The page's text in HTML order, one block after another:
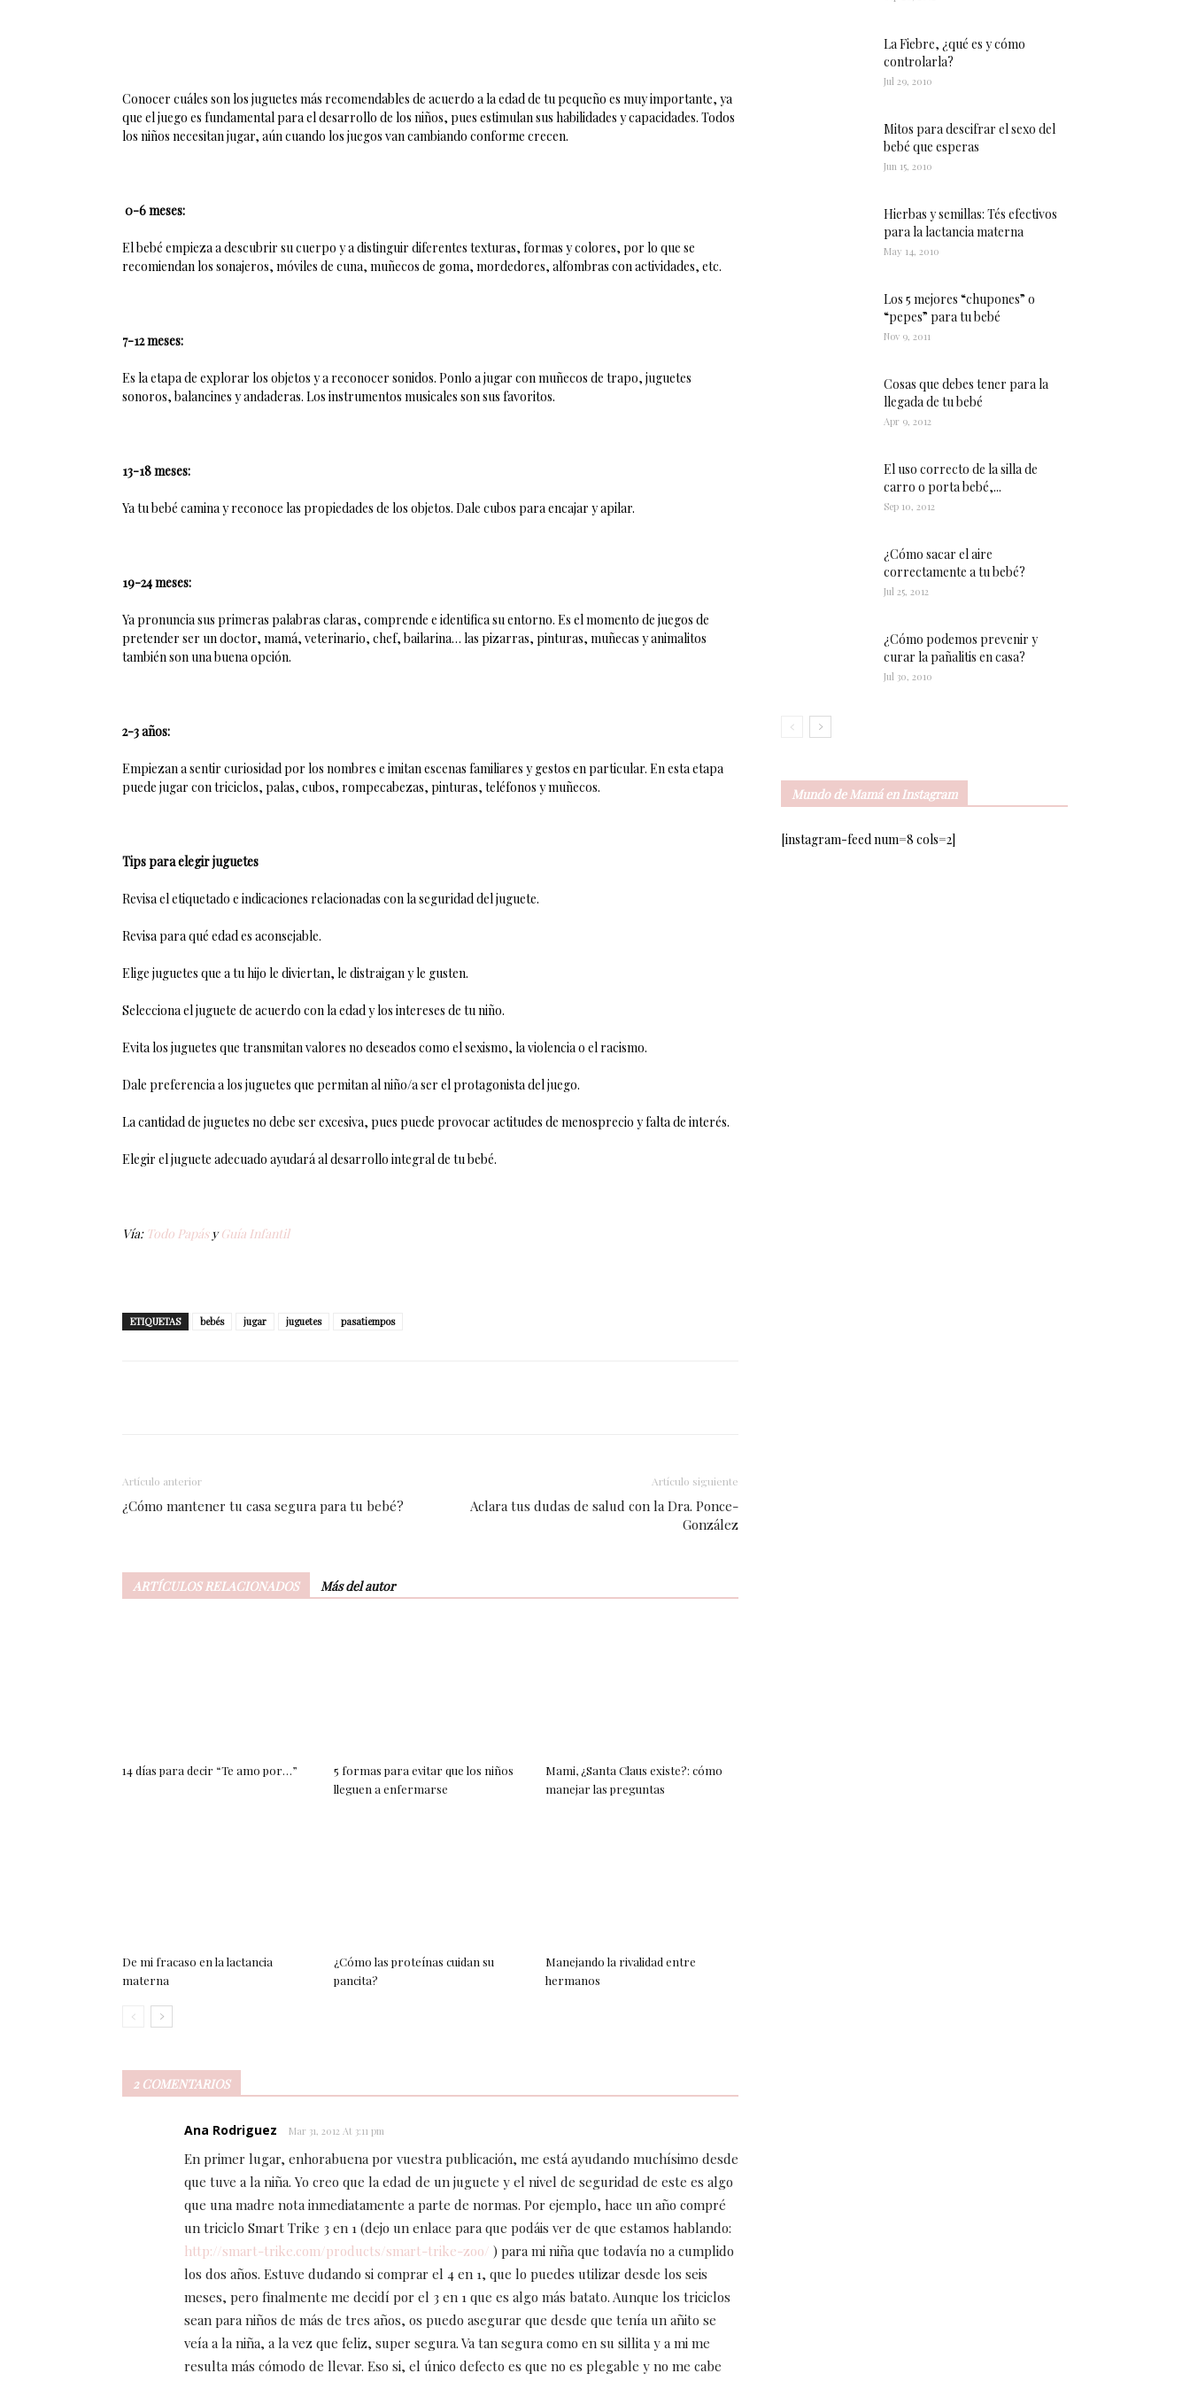
Conocer cuáles son los juguetes más recomendables de acuerdo a la edad de tu pequeño es muy importante, ya
que el juego es fundamental para el desarrollo de los niños, pues estimulan sus habilidades y capacidades. Todos
los niños necesitan jugar, aún cuando los juegos van cambiando conforme crecen.
0-6 meses:
El bebé empieza a descubrir su cuerpo y a distinguir diferentes texturas, formas y colores, por lo que se
recomiendan los sonajeros, móviles de cuna, muñecos de goma, mordedores, alfombras con actividades, etc.
7-12 meses:
Es la etapa de explorar los objetos y a reconocer sonidos. Ponlo a jugar con muñecos de trapo, juguetes
sonoros, balancines y andaderas. Los instrumentos musicales son sus favoritos.
13-18 meses:
Ya tu bebé camina y reconoce las propiedades de los objetos. Dale cubos para encajar y apilar.
19-24 meses:
Ya pronuncia sus primeras palabras claras, comprende e identifica su entorno. Es el momento de juegos de
pretender ser un doctor, mamá, veterinario, chef, bailarina… las pizarras, pinturas, muñecas y animalitos
también son una buena opción.
2-3 años:
Empiezan a sentir curiosidad por los nombres e imitan escenas familiares y gestos en particular. En esta etapa
puede jugar con triciclos, palas, cubos, rompecabezas, pinturas, teléfonos y muñecos.
Tips para elegir juguetes
Revisa el etiquetado e indicaciones relacionadas con la seguridad del juguete.
Revisa para qué edad es aconsejable.
Elige juguetes que a tu hijo le diviertan, le distraigan y le gusten.
Selecciona el juguete de acuerdo con la edad y los intereses de tu niño.
Evita los juguetes que transmitan valores no deseados como el sexismo, la violencia o el racismo.
Dale preferencia a los juguetes que permitan al niño/a ser el protagonista del juego.
La cantidad de juguetes no debe ser excesiva, pues puede provocar actitudes de menosprecio y falta de interés.
Elegir el juguete adecuado ayudará al desarrollo integral de tu bebé.
Vía: Todo PapásyGuía Infantil
ETIQUETAS bebés jugar juguetes pasatiempos
Artículo anterior
¿Cómo mantener tu casa segura para tu bebé?
Artículo siguiente
Aclara tus dudas de salud con la Dra. Ponce-
González
ARTÍCULOS RELACIONADOS Más del autor
14 días para decir “Te amo por…”
5 formas para evitar que los niños
lleguen a enfermarse
Mami, ¿Santa Claus existe?: cómo
manejar las preguntas
De mi fracaso en la lactancia
materna
¿Cómo las proteínas cuidan su
pancita?
Manejando la rivalidad entre
hermanos
2 COMENTARIOS
Ana Rodriguez Mar 31, 2012 At 3:11 pm
En primer lugar, enhorabuena por vuestra publicación, me está ayudando muchísimo desde
que tuve a la niña. Yo creo que la edad de un juguete y el nivel de seguridad de este es algo
que una madre nota inmediatamente a parte de normas. Por ejemplo, hace un año compré
un triciclo Smart Trike 3 en 1 (dejo un enlace para que podáis ver de que estamos hablando:
http://smart-trike.com/products/smart-trike-zoo/ ) para mi niña que todavía no a cumplido
los dos años. Estuve dudando si comprar el 4 en 1, que lo puedes utilizar desde los seis
meses, pero finalmente me decidí por el 3 en 1 que es algo más batato. Aunque los triciclos
sean para niños de más de tres años, os puedo asegurar que desde que tenía un añito se
veía a la niña, a la vez que feliz, super segura. Va tan segura como en su sillita y a mi me
resulta más cómodo de llevar. Eso si, el único defecto es que no es plegable y no me cabe
La Fiebre, ¿qué es y cómo
controlarla?
Jul 29, 2010
Mitos para descifrar el sexo del
bebé que esperas
Jun 15, 2010
Hierbas y semillas: Tés efectivos
para la lactancia materna
May 14, 2010
Los 5 mejores “chupones” o
“pepes” para tu bebé
Nov 9, 2011
Cosas que debes tener para la
llegada de tu bebé
Apr 9, 2012
El uso correcto de la silla de
carro o porta bebé,...
Sep 10, 2012
¿Cómo sacar el aire
correctamente a tu bebé?
Jul 25, 2012
¿Cómo podemos prevenir y
curar la pañalitis en casa?
Jul 30, 2010
Mundo de Mamá en Instagram
[instagram-feed num=8 cols=2]